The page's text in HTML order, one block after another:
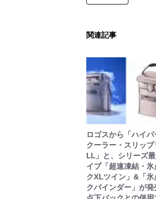
関連記事
ロゴスから「ハイ
クーラー・スリップ
LL」と、シリーズ
イプ「超速凍結・氷
クXLツイン」&「氷
クバインダー」が